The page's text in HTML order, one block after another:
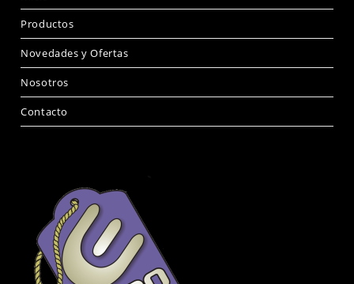
Productos
Novedades y Ofertas
Nosotros
Contacto